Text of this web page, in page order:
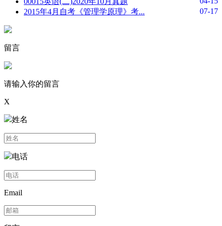
2015年4月自考《管理学原理》考...
07-17
留言
请输入你的留言
X
姓名
电话
Email